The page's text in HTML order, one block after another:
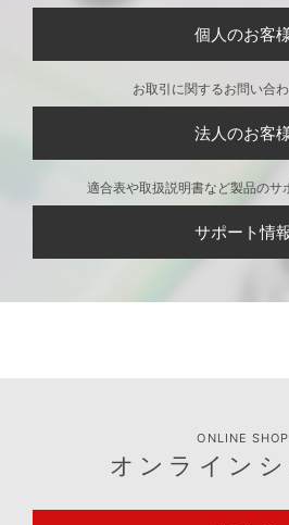
個人のお客
お取引に関するお問い合
法人のお客
適合表や取扱説明書など製品のサ
サポート情
ONLINE SHOP
オンライン